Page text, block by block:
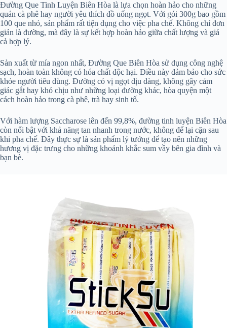
Đường Que Tinh Luyện Biên Hòa là lựa chọn hoàn hảo cho những
quán cà phê hay người yêu thích đồ uống ngọt. Với gói 300g bao gồm
100 que nhỏ, sản phẩm rất tiện dụng cho việc pha chế. Không chỉ đơn
giản là đường, mà đây là sự kết hợp hoàn hảo giữa chất lượng và giá
cả hợp lý.
Sản xuất từ mía ngon nhất, Đường Que Biên Hòa sử dụng công nghệ
sạch, hoàn toàn không có hóa chất độc hại. Điều này đảm bảo cho sức
khỏe người tiêu dùng. Đường có vị ngọt dịu dàng, không gây cảm
giác gắt hay khó chịu như những loại đường khác, hòa quyện một
cách hoàn hảo trong cà phê, trà hay sinh tố.
Với hàm lượng Saccharose lên đến 99,8%, đường tinh luyện Biên Hòa
còn nổi bật với khả năng tan nhanh trong nước, không để lại cặn sau
khi pha chế. Đây thực sự là sản phẩm lý tưởng để tạo nên những
hương vị đặc trưng cho những khoảnh khắc sum vầy bên gia đình và
bạn bè.